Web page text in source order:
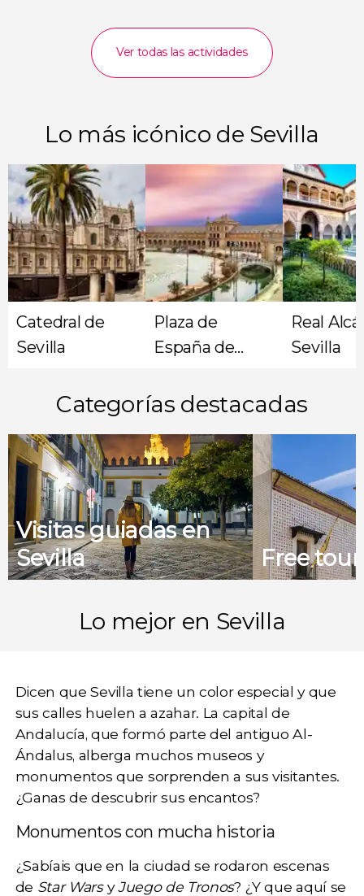
Ver todas las actividades
Lo más icónico de Sevilla
Catedral de
Sevilla
Plaza de
España de
Real
Sevilla
Categorías destacadas
Visitas guiadas en
Sevilla
Free
Lo mejor en Sevilla
Dicen queSevilla tiene un color especial y que
sus calles huelen a azahar. La capital de
Andalucía, que formó parte del antiguo Al-
Ándalus, alberga muchos museos y
monumentos que sorprenden a sus visitantes.
¿Ganas de descubrir sus encantos?
Monumentos con mucha historia
¿Sabíais que en la ciudad se rodaron escenas
de Star WarsyJuego de Tronos? ¿Y que aquí se